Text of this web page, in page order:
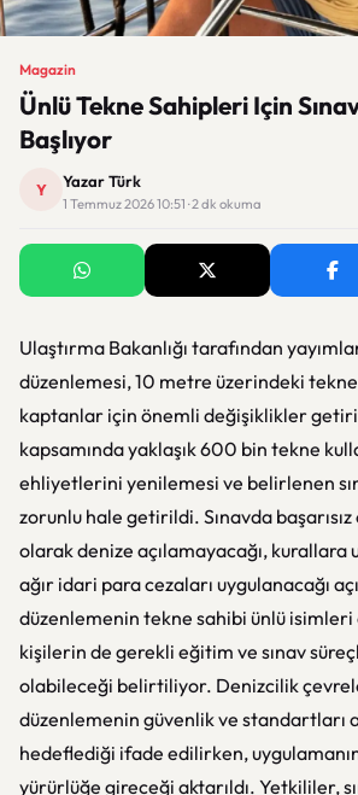
Magazin
Ünlü Tekne Sahipleri Için
Başlıyor
Y Yazar Türk
1 Temmuz 2026 10:51 · 2 dk okuma
Ulaştırma Bakanlığı tarafından
düzenlemesi, 10 metre üzerindeki
kaptanlar için önemli değişiklikler
kapsamında yaklaşık 600 bin tekne
ehliyetlerini yenilemesi ve belirlenen
zorunlu hale getirildi. Sınavda
olarak denize açılamayacağı, kurallara
ağır idari para cezaları uygulanacağı
düzenlemenin tekne sahibi ünlü isimleri
kişilerin de gerekli eğitim ve sınav
olabileceği belirtiliyor. Denizcilik
düzenlemenin güvenlik ve standartları
hedeflediği ifade edilirken, uygulamanın
yürürlüğe gireceği aktarıldı. Yetkililer,